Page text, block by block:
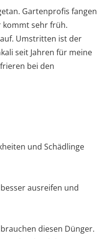
Gartenprofis fangen
kommt sehr früh.
Umstritten ist der
seit Jahren für meine
bei den
und Schädlinge
ausreifen und
diesen Dünger.